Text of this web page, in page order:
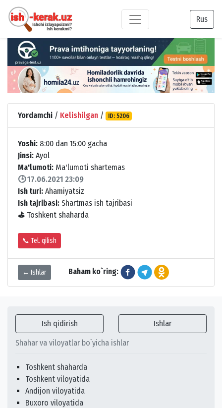
Rus
Yordamchi / Kelishilgan / ID: 5206
Yoshi: 8:00 dan 15:00 gacha
Jinsi: Ayol
Ma'lumoti: Ma'lumoti shartemas
🕒 17.06.2021 23:09
Ish turi: Ahamiyatsiz
Ish tajribasi: Shartmas ish tajribasi
⛳ Toshkent shaharda
📞 Tel. qilish
← Ishlar Baham ko`ring:
Ish qidirish Ishlar
Shahar va viloyatlar bo`yicha ishlar
Toshkent shaharda
Toshkent viloyatida
Andijon viloyatida
Buxoro viloyatida